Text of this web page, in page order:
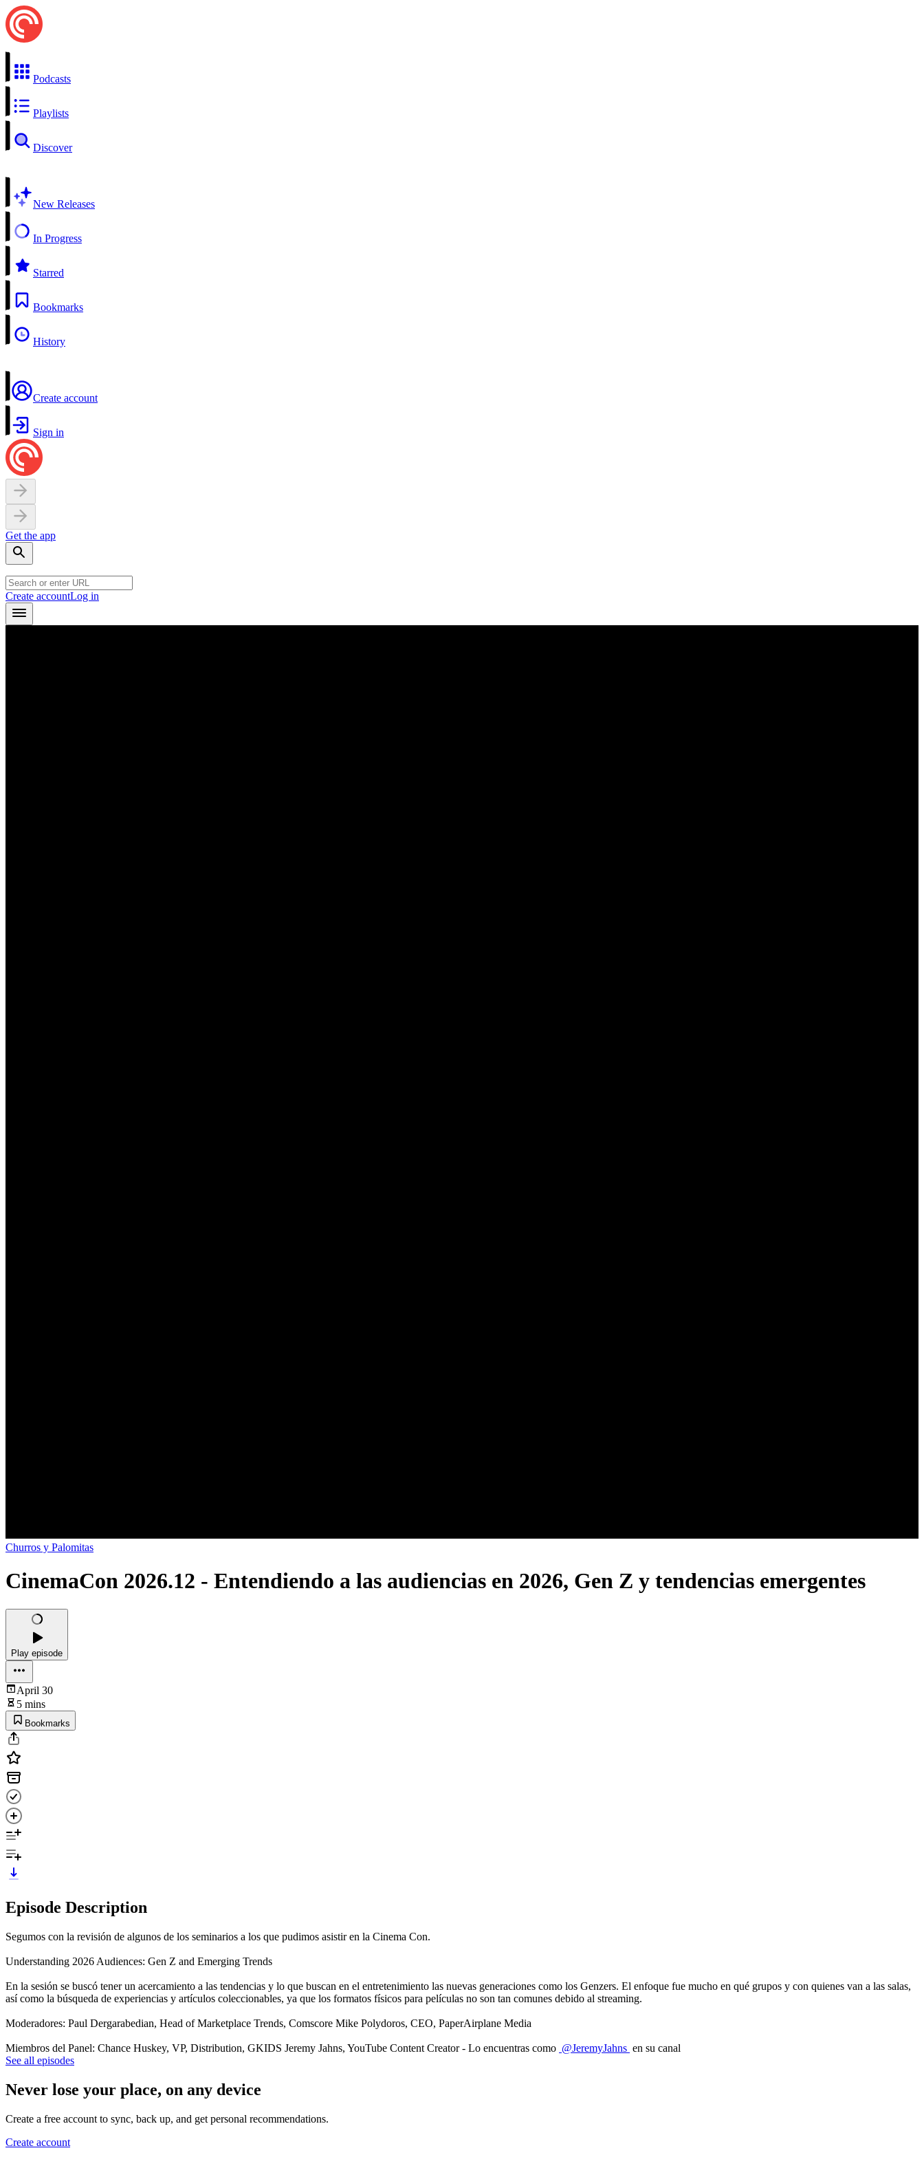
Podcasts
Playlists
Discover
New Releases
In Progress
Starred
Bookmarks
History
Create account
Sign in
Get the app
Create accountLog in
Churros y Palomitas
CinemaCon 2026.12 - Entendiendo a las audiencias en 2026, Gen Z y tendencias emergentes
Play episode
April 30
5 mins
Bookmarks
Episode Description
Segumos con la revisión de algunos de los seminarios a los que pudimos asistir en la Cinema Con.
Understanding 2026 Audiences: Gen Z and Emerging Trends
En la sesión se buscó tener un acercamiento a las tendencias y lo que buscan en el entretenimiento las nuevas generaciones como los Genzers. El enfoque fue mucho en qué grupos y con quienes van a las salas,
así como la búsqueda de experiencias y artículos coleccionables, ya que los formatos físicos para películas no son tan comunes debido al streaming.
Moderadores: Paul Dergarabedian, Head of Marketplace Trends, Comscore Mike Polydoros, CEO, PaperAirplane Media
Miembros del Panel: Chance Huskey, VP, Distribution, GKIDS Jeremy Jahns, YouTube Content Creator - Lo encuentras como ⁨@JeremyJahns⁩ en su canal
See all episodes
Never lose your place, on any device
Create a free account to sync, back up, and get personal recommendations.
Create account